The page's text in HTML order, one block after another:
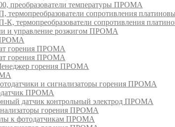
преобразователи температуры ПРОМА
термопреобразователи сопротивления
К, термопреобразователи сопротивления
и управление розжигом ПРОМА
горения ПРОМА
горения ПРОМА
горения ПРОМА
и сигнализаторы горения ПРОМА
ПРОМА
датчик контрольный электрод ПРОМА
горения ПРОМА
к фотодатчикам ПРОМА